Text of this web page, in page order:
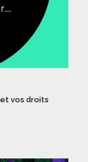
et vos droits